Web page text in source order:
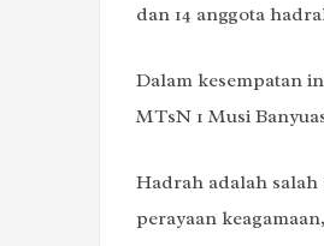
dan 14 anggota
Dalam kesempatan
MTsN 1 Musi
Hadrah adalah salah
perayaan